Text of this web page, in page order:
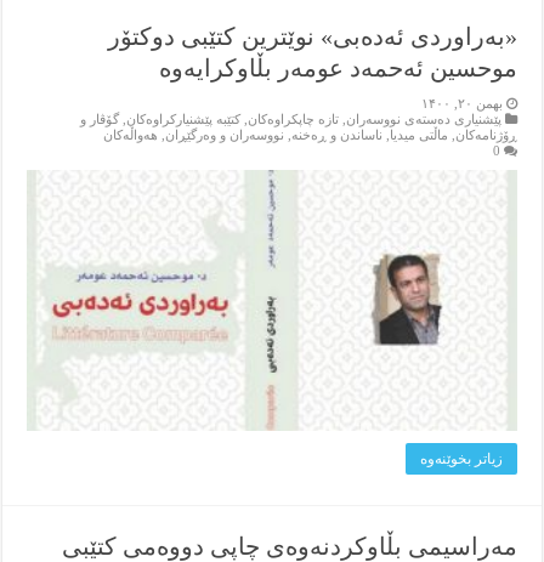
«بەراوردی ئەدەبی» نوێترین کتێبی دوکتۆر
موحسین ئەحمەد عومەر بڵاوکرایەوە
بهمن ۲۰, ۱۴۰۰
پێشنیاری ده‌سته‌ی نووسه‌ران ,تازه‌ چاپکراوه‌کان ,کتێبه‌ پێشنیارکراوه‌کان ,گۆڤار و
ڕۆژنامه‌کان
ماڵتی میدیا ناساندن و ڕه‌خنه‌ نووسه‌ران و وه‌رگێڕان
هه‌واڵه‌کان
0
زیاتر بخوێنه‌وه‌
مەراسیمی بڵاوکردنەوەی چاپی دووەمی کتێبی